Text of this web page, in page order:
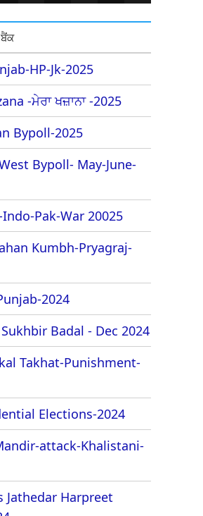
ਬੈਂਕ
HP-Jk-2025
-ਮੇਰਾ ਖਜ਼ਾਨਾ -2025
Bypoll-2025
Bypoll- May-June-
Pak-War 20025
Kumbh-Pryagraj-
2024
Badal - Dec 2024
Takhat-Punishment-
Elections-2024
attack-Khalistani-
Jathedar Harpreet